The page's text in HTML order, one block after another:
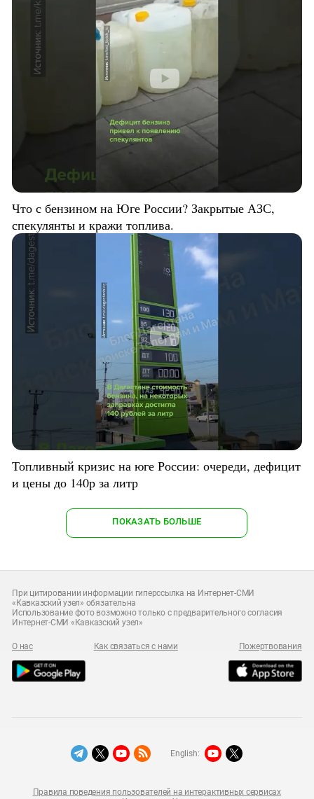
Что с бензином на Юге России? Закрытые АЗС,
спекулянты и кражи топлива.
Топливный кризис на юге России: очереди, дефицит
и цены до 140р за литр
ПОКАЗАТЬ БОЛЬШЕ
При цитировании информации гиперссылка на Интернет-СМИ
«Кавказский узел» обязательна
Использование фото возможно только с предварительного согласия
Интернет-СМИ «Кавказский узел»
О нас Как связаться с нами Пожертвования
Правила поведения пользователей на интерактивных сервисах
English: